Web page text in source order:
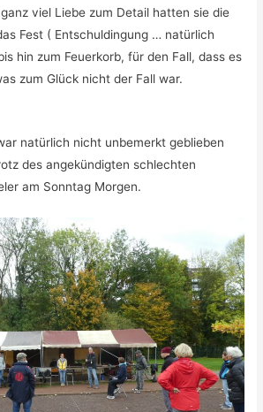
viel Liebe zum Detail hatten sie die
Fest ( Entschuldingung … natürlich
hin zum Feuerkorb, für den Fall, dass es
zum Glück nicht der Fall war.
natürlich nicht unbemerkt geblieben
des angekündigten schlechten
am Sonntag Morgen.